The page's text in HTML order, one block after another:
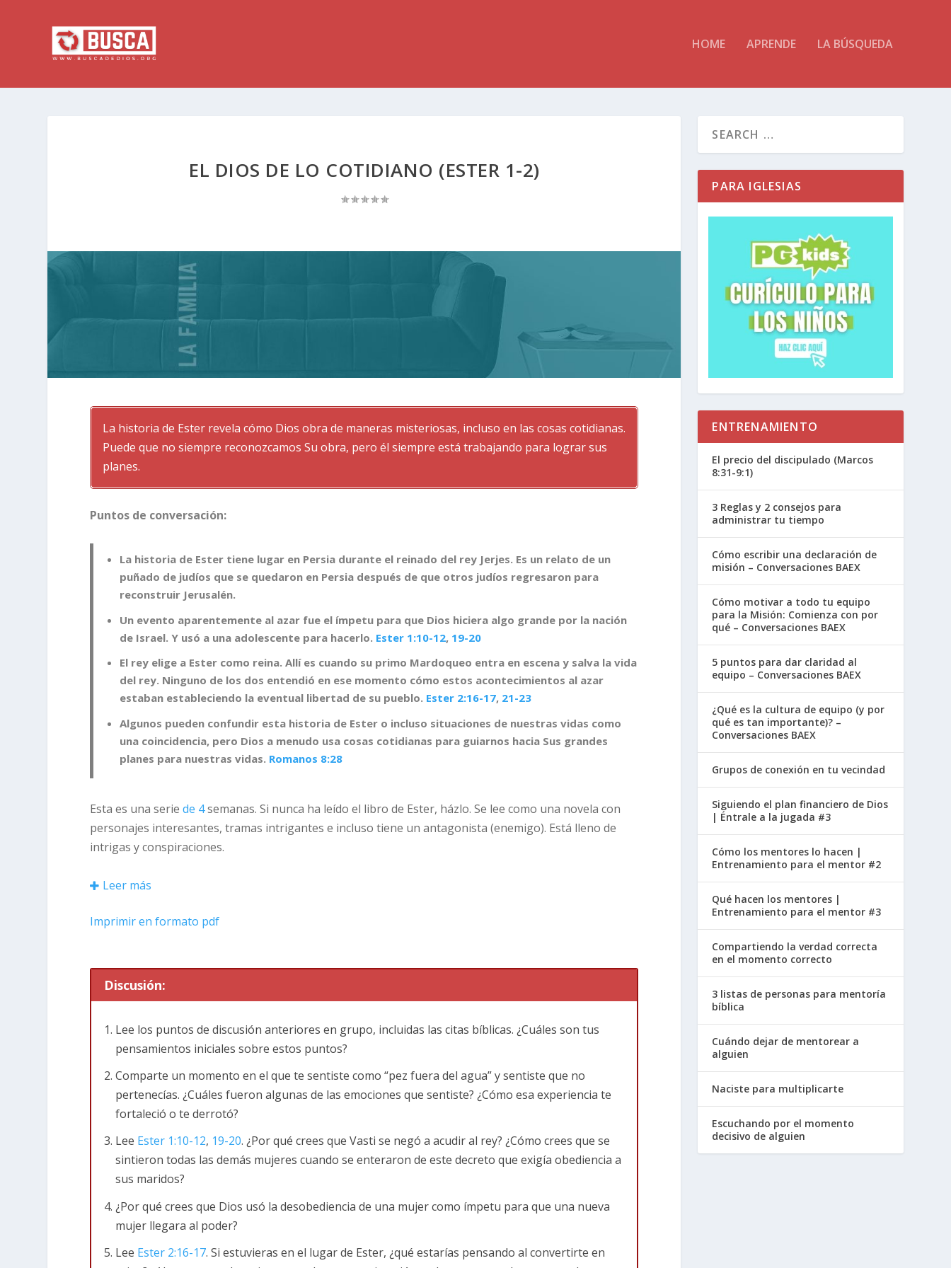
HOME APRENDE LA BÚSQUEDA
EL DIOS DE LO COTIDIANO (ESTER 1-2)
La historia de Ester revela cómo Dios obra de maneras misteriosas, incluso en las cosas cotidianas.
Puede que no siempre reconozcamos Su obra, pero él siempre está trabajando para lograr sus
planes.
Puntos de conversación:
La historia de Ester tiene lugar en Persia durante el reinado del rey Jerjes. Es un relato de un
puñado de judíos que se quedaron en Persia después de que otros judíos regresaron para
reconstruir Jerusalén.
Un evento aparentemente al azar fue el ímpetu para que Dios hiciera algo grande por la nación
de Israel. Y usó a una adolescente para hacerlo. Ester 1:10-12, 19-20
El rey elige a Ester como reina. Allí es cuando su primo Mardoqueo entra en escena y salva la vida
del rey. Ninguno de los dos entendió en ese momento cómo estos acontecimientos al azar
estaban estableciendo la eventual libertad de su pueblo. Ester 2:16-17, 21-23
Algunos pueden confundir esta historia de Ester o incluso situaciones de nuestras vidas como
una coincidencia, pero Dios a menudo usa cosas cotidianas para guiarnos hacia Sus grandes
planes para nuestras vidas. Romanos 8:28
Esta es una seriede 4semanas. Si nunca ha leído el libro de Ester, házlo. Se lee como una novela con
personajes interesantes, tramas intrigantes e incluso tiene un antagonista (enemigo). Está lleno de
intrigas y conspiraciones.
Más que eso, el libro de Ester verdaderamente nos da algunas lecciones importantes en las que
ese momento, en situaciones mundanas y cotidianas. En otras palabras, Dios obra a nuestro favor aún
Esta primera lección es una introducción al libro de Ester. Veremos los capítulos 1 y 2. Realmente te
La historia de Ester tiene lugar en Persia durante el reinado del rey Jerjes. Es un relato de un puñado de
judíos que se quedaron en Persia después de que otros judíos regresaron para reconstruir Jerusalén.
Piensa lo que fue para el pueblo judío vivir aislado en una tierra extranjera, lejos de su templo y de las
Muchos ya habían olvidado su llamado de Dios y vivían una doble vida en Persia. Esto se entiende por el
hecho de que Ester tenía dos nombres. Ester era su nombre persa (2:7). Su nombre judio era Ester,
Sus antepasados habían sido llevados cautivos a Babilonia por Nabucodonosor. Este imperio pasó al
mando de los Persas y aquí nos encontramos leyendo sobre este acontecimiento. Es interesante notar
detrás de escena y estaba trabajando a favor de su pueblo para lo que estaba por sucederle al pueblo
Leer más
Imprimir en formato pdf
Discusión:
Lee los puntos de discusión anteriores en grupo, incluidas las citas bíblicas. ¿Cuáles son tus
pensamientos iniciales sobre estos puntos?
Comparte un momento en el que te sentiste como “pez fuera del agua” y sentiste que no
pertenecías. ¿Cuáles fueron algunas de las emociones que sentiste? ¿Cómo esa experiencia te
fortaleció o te derrotó?
Lee Ester 1:10-12, 19-20. ¿Por qué crees que Vasti se negó a acudir al rey? ¿Cómo crees que se
sintieron todas las demás mujeres cuando se enteraron de este decreto que exigía obediencia a
sus maridos?
¿Por qué crees que Dios usó la desobediencia de una mujer como ímpetu para que una nueva
mujer llegara al poder?
Lee Ester 2:16-17. Si estuvieras en el lugar de Ester, ¿qué estarías pensando al convertirte en
PARA IGLESIAS
ENTRENAMIENTO
El precio del discipulado (Marcos
8:31-9:1)
3 Reglas y 2 consejos para
administrar tu tiempo
Cómo escribir una declaración de
misión – Conversaciones BAEX
Cómo motivar a todo tu equipo
para la Misión: Comienza con por
qué – Conversaciones BAEX
5 puntos para dar claridad al
equipo – Conversaciones BAEX
¿Qué es la cultura de equipo (y por
qué es tan importante)? –
Conversaciones BAEX
Grupos de conexión en tu vecindad
Siguiendo el plan financiero de Dios
| Éntrale a la jugada #3
Cómo los mentores lo hacen |
Entrenamiento para el mentor #2
Qué hacen los mentores |
Entrenamiento para el mentor #3
Compartiendo la verdad correcta
en el momento correcto
3 listas de personas para mentoría
bíblica
Cuándo dejar de mentorear a
alguien
Naciste para multiplicarte
Escuchando por el momento
decisivo de alguien